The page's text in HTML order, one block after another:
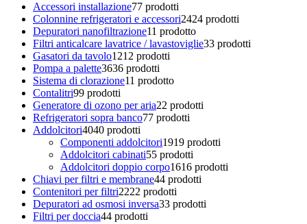
Accessori installazione77 prodotti
Colonnine refrigeratori e accessori2424 prodotti
Depuratori nanofiltrazione11 prodotto
Filtri anticalcare lavatrice / lavastoviglie33 prodotti
Gasatori da tavolo1212 prodotti
Pompa a palette3636 prodotti
Sistema di clorazione11 prodotto
Contalitri99 prodotti
Generatore di ozono per aria22 prodotti
Refrigeratori sopra banco77 prodotti
Addolcitori4040 prodotti
Componenti addolcitori1919 prodotti
Addolcitori cabinati55 prodotti
Addolcitori doppio corpo1616 prodotti
Chiavi per filtri e membrane44 prodotti
Contenitori per filtri2222 prodotti
Depuratori ad osmosi inversa33 prodotti
Filtri per doccia44 prodotti